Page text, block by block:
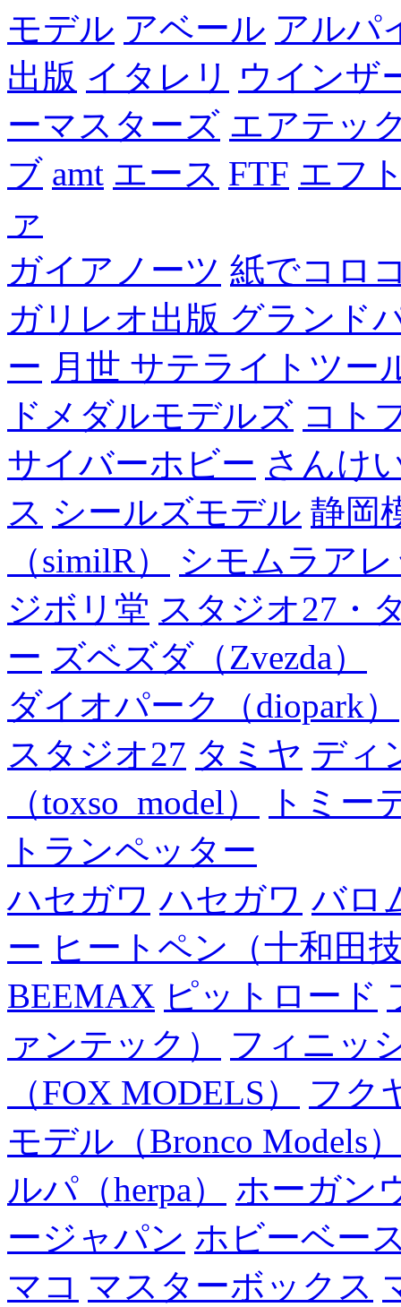
モデル アベール アルパ
出版 イタレリ ウインザ
ーマスターズ エアテッ
ブ amt エース FTF エフ
ァ
ガイアノーツ 紙でコロ
ガリレオ出版 グランド
ー 月世 サテライトツー
ドメダルモデルズ コト
サイバーホビー さんけ
ス シールズモデル 静岡
（similR）
シモムラア
ジボリ堂 スタジオ27・
ー ズベズダ（Zvezda）
ダイオパーク（diopark）
スタジオ27 タミヤ ディ
（toxso_model）
トミー
トランペッター
ハセガワ ハセガワ バロ
ー ヒートペン（十和田
BEEMAX ピットロード
ァンテック）
フィニッ
（FOX MODELS）
フク
モデル（Bronco Models
ルパ（herpa）
ホーガン
ージャパン ホビーベー
マコ マスターボックス